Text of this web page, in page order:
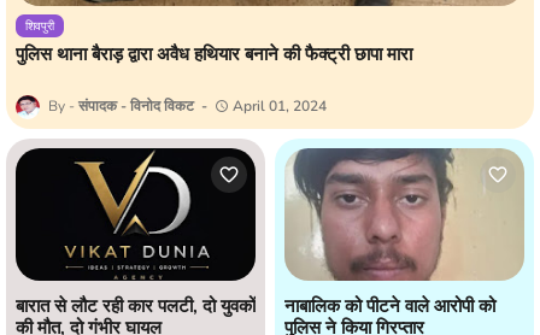
शिवपुरी
पुलिस थाना बैराड़ द्वारा अवैध हथियार बनाने की फैक्ट्री छापा मारा
संपादक - विनोद विकट April 01, 2024
बारात से लौट रही कार पलटी, दो युवकों
की मौत, दो गंभीर घायल
नाबालिक को पीटने वाले आरोपी को
पुलिस ने किया गिरप्तार